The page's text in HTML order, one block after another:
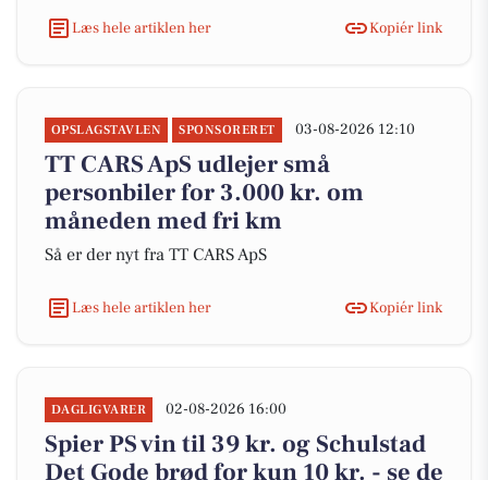
Læs hele artiklen her Kopiér link
OPSLAGSTAVLEN SPONSORERET 03-08-2026 12:10
TT CARS ApS udlejer små
personbiler for 3.000 kr. om
måneden med fri km
Så er der nyt fra TT CARS ApS
Læs hele artiklen her Kopiér link
DAGLIGVARER 02-08-2026 16:00
Spier PS vin til 39 kr. og Schulstad
Det Gode brød for kun 10 kr. - se de